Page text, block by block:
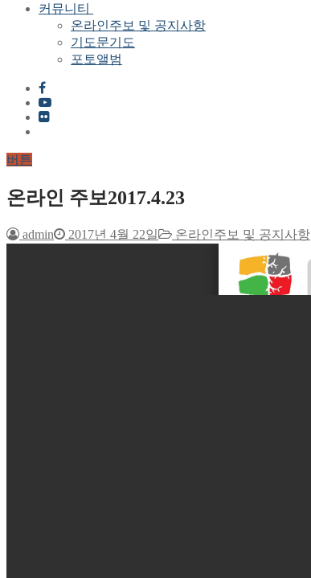
커뮤니티
온라인주보 및 공지사항
기도문기도
포토앨범
버튼
온라인 주보2017.4.23
admin 2017년 4월 22일 온라인주보 및 공지사항